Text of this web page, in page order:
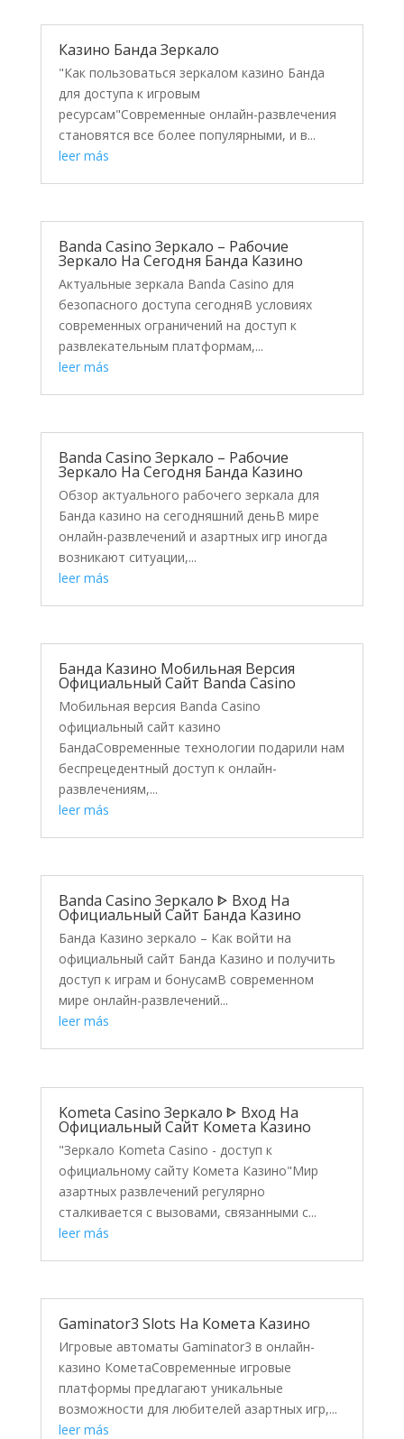
Казино Банда Зеркало
"Как пользоваться зеркалом казино Банда
для доступа к игровым
ресурсам"Современные онлайн-развлечения
становятся все более популярными, и в...
leer más
Banda Casino Зеркало – Рабочие
Зеркало На Сегодня Банда Казино
Актуальные зеркала Banda Casino для
безопасного доступа сегодняВ условиях
современных ограничений на доступ к
развлекательным платформам,...
leer más
Banda Casino Зеркало – Рабочие
Зеркало На Сегодня Банда Казино
Обзор актуального рабочего зеркала для
Банда казино на сегодняшний деньВ мире
онлайн-развлечений и азартных игр иногда
возникают ситуации,...
leer más
Банда Казино Мобильная Версия
Официальный Сайт Banda Casino
Мобильная версия Banda Casino
официальный сайт казино
БандаСовременные технологии подарили нам
беспрецедентный доступ к онлайн-
развлечениям,...
leer más
Banda Casino Зеркало ᐈ Вход На
Официальный Сайт Банда Казино
Банда Казино зеркало – Как войти на
официальный сайт Банда Казино и получить
доступ к играм и бонусамВ современном
мире онлайн-развлечений...
leer más
Kometa Casino Зеркало ᐈ Вход На
Официальный Сайт Комета Казино
"Зеркало Kometa Casino - доступ к
официальному сайту Комета Казино"Мир
азартных развлечений регулярно
сталкивается с вызовами, связанными с...
leer más
Gaminator3 Slots На Комета Казино
Игровые автоматы Gaminator3 в онлайн-
казино КометаСовременные игровые
платформы предлагают уникальные
возможности для любителей азартных игр,...
leer más